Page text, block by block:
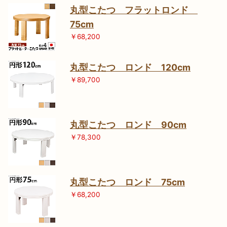
丸型こたつ フラットロンド
75cm
￥68,200
丸型こたつ ロンド 120cm
￥89,700
丸型こたつ ロンド 90cm
￥78,300
丸型こたつ ロンド 75cm
￥68,200